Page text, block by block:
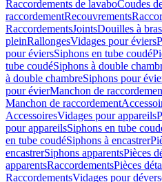
Raccordements de lavaboCoudes
raccordementRecouvrements
RaccordementsJointsDouilles à
pleinRallongesVidages pour éviers
pour éviersSiphons en tube coudé
tube coudéSiphons à double
à double chambreSiphons pour
pour évierManchon de
Manchon de raccordement
AccessoiresVidages pour appareils
pour appareilsSiphons en tube
en tube coudéSiphons à encastrer
encastrerSiphons apparentsPièces
apparentsRaccordementsPièces
RaccordementsVidages pour